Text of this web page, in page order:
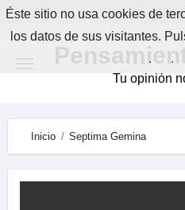
Skip
Tu opinión
Inicio Septima Gemina
Éste sitio no usa cookies de
los datos de sus visitantes.
.
.